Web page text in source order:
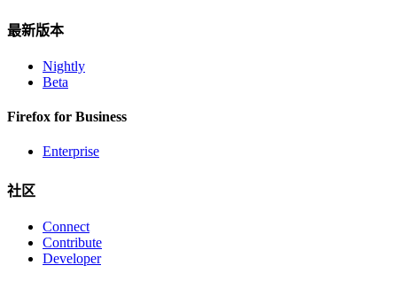
最新版本
Nightly
Beta
Firefox for Business
Enterprise
社区
Connect
Contribute
Developer